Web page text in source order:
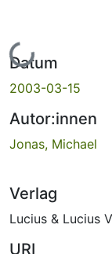
Lade...
Datum
2003-03-15
Autor:innen
Jonas, Michael
Verlag
Lucius & Lucius
URI